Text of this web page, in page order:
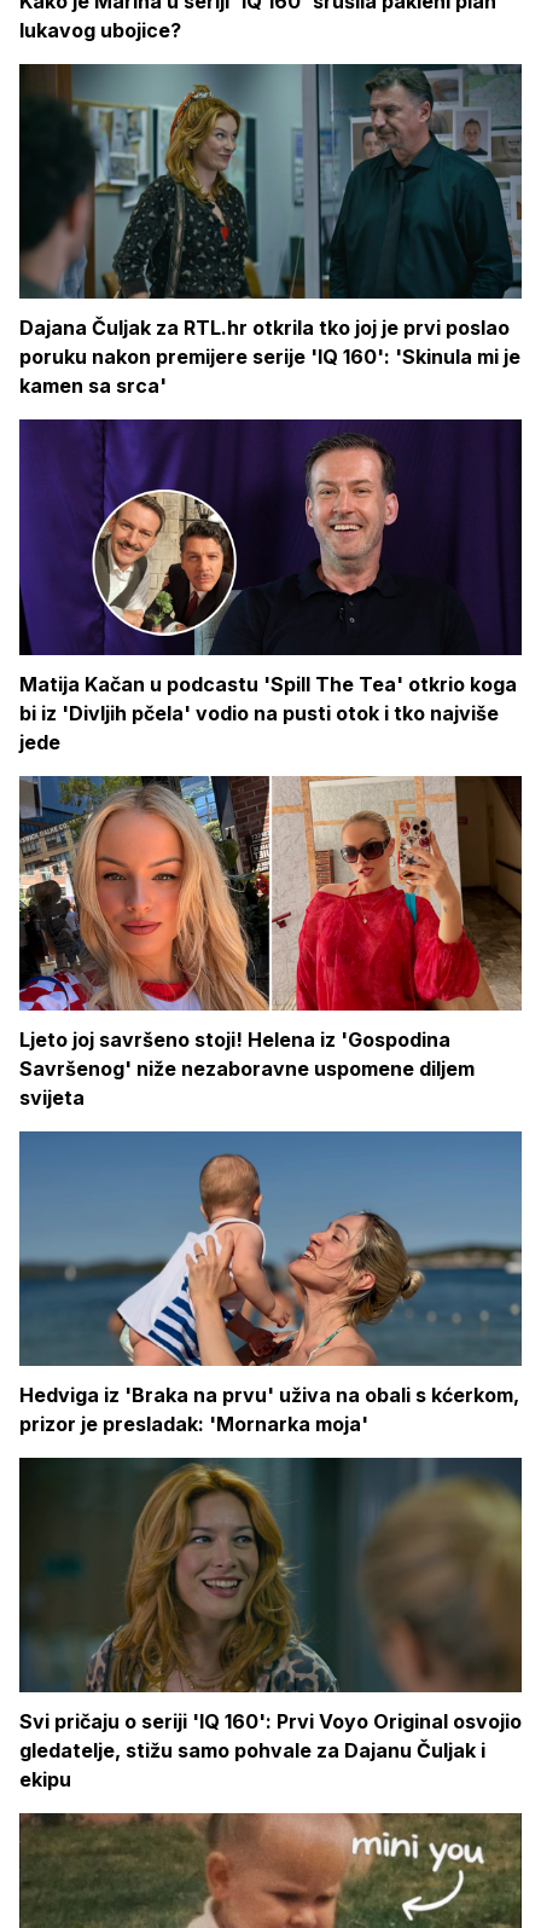
lukavog ubojice?
Dajana Čuljak za RTL.hr otkrila tko joj je prvi poslao
poruku nakon premijere serije 'IQ 160': 'Skinula mi je
kamen sa srca'
Matija Kačan u podcastu 'Spill The Tea' otkrio koga
bi iz 'Divljih pčela' vodio na pusti otok i tko najviše
jede
Ljeto joj savršeno stoji! Helena iz 'Gospodina
Savršenog' niže nezaboravne uspomene diljem
svijeta
Hedviga iz 'Braka na prvu' uživa na obali s kćerkom,
prizor je presladak: 'Mornarka moja'
Svi pričaju o seriji 'IQ 160': Prvi Voyo Original osvojio
gledatelje, stižu samo pohvale za Dajanu Čuljak i
ekipu